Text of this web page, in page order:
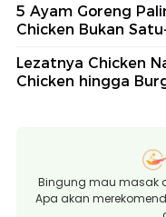
5 Ayam Goreng
Chicken Bukan
Lezatnya Chicken
Chicken hingga
Bingung mau masak
Apa akan